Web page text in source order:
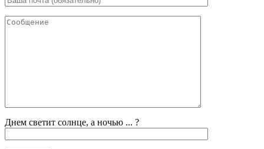
Днем светит солнце, а ночью ... ?